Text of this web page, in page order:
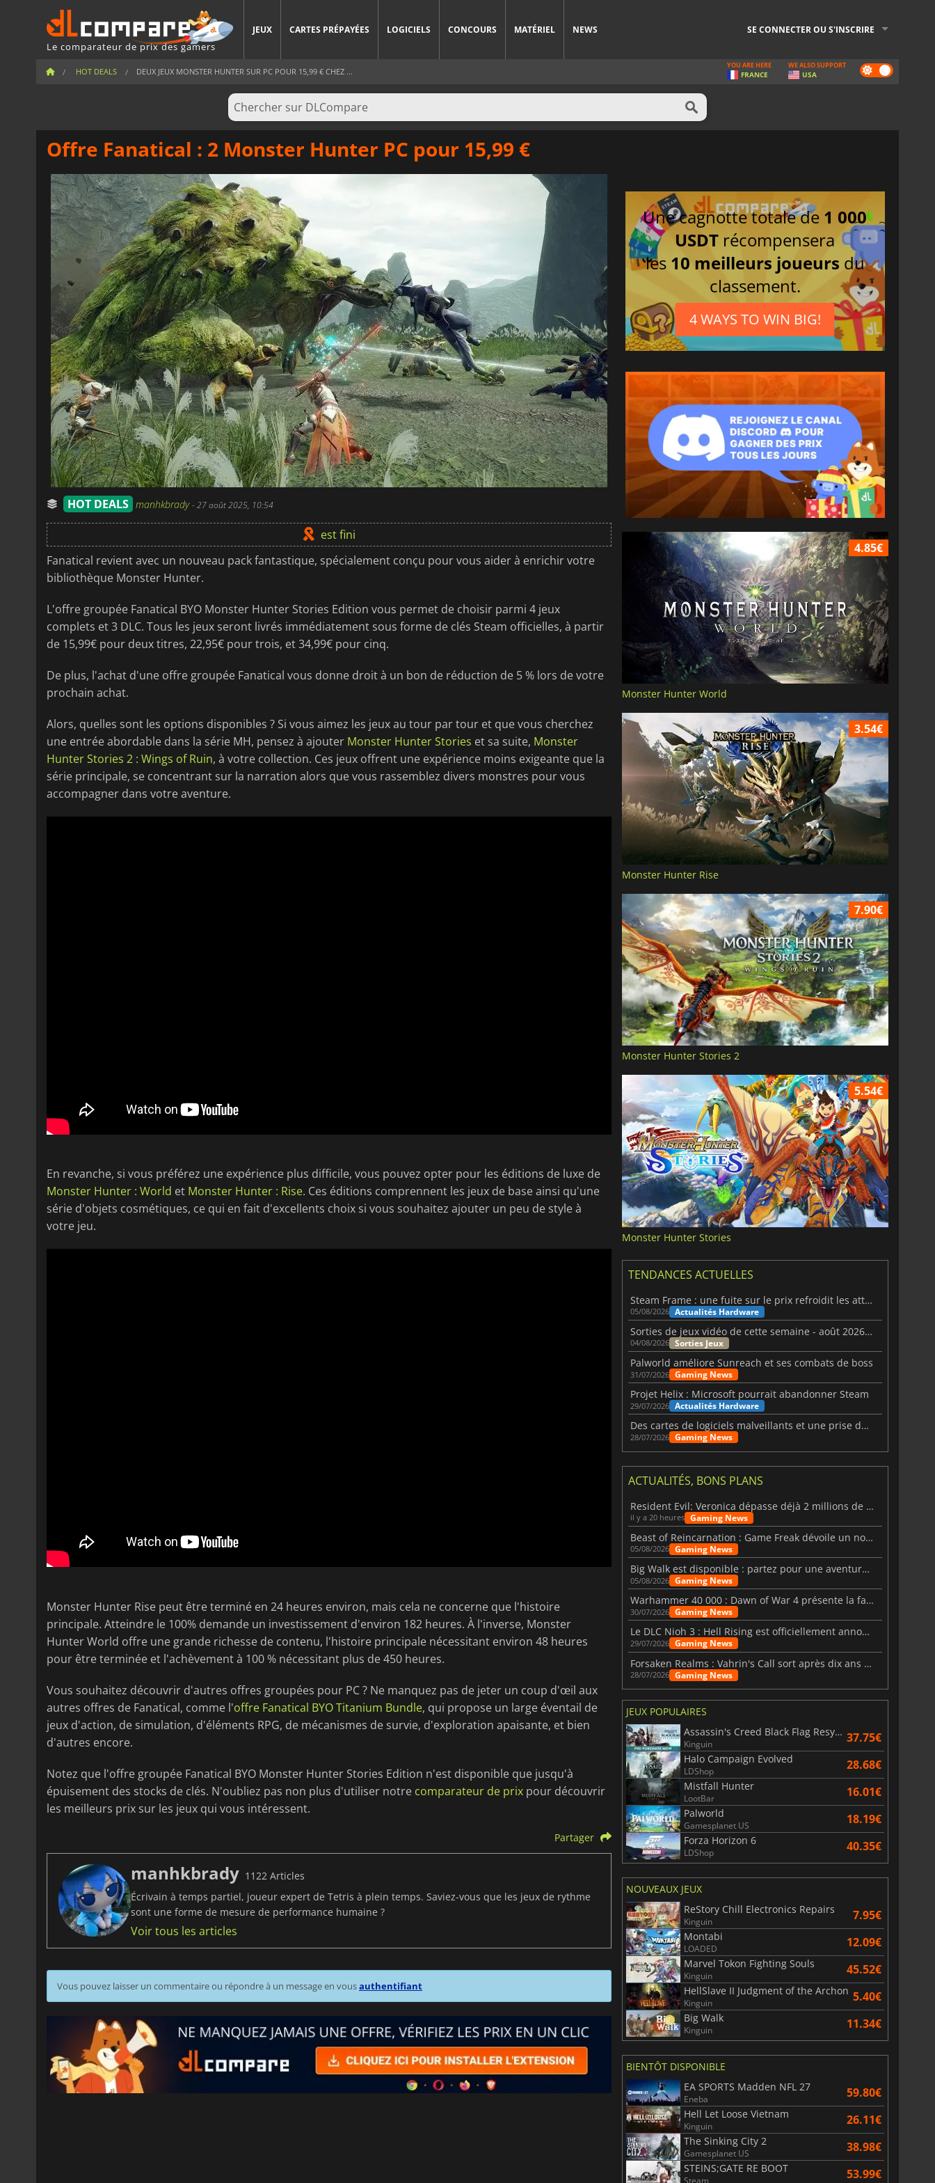
Le comparateur de prix des gamers
JEUX CARTES PRÉPAYÉES LOGICIELS CONCOURS MATÉRIEL NEWS SE CONNECTER OU S'INSCRIRE
HOT DEALS DEUX JEUX MONSTER HUNTER SUR PC POUR 15,99 € CHEZ ... Dark
mode
YOU ARE HERE
FRANCE
WE ALSO SUPPORT
USA
Offre Fanatical : 2 Monster Hunter PC pour 15,99 €
HOT DEALS manhkbrady-27 août 2025, 10:54
est fini
Fanatical revient avec un nouveau pack fantastique, spécialement conçu pour vous aider à enrichir votre
bibliothèque Monster Hunter.
L'offre groupée Fanatical BYO Monster Hunter Stories Edition vous permet de choisir parmi 4 jeux
complets et 3 DLC. Tous les jeux seront livrés immédiatement sous forme de clés Steam officielles, à partir
de 15,99€ pour deux titres, 22,95€ pour trois, et 34,99€ pour cinq.
De plus, l'achat d'une offre groupée Fanatical vous donne droit à un bon de réduction de 5 % lors de votre
prochain achat.
Alors, quelles sont les options disponibles ? Si vous aimez les jeux au tour par tour et que vous cherchez
une entrée abordable dans la série MH, pensez à ajouter Monster Hunter Stories et sa suite, Monster
Hunter Stories 2 : Wings of Ruin, à votre collection. Ces jeux offrent une expérience moins exigeante que la
série principale, se concentrant sur la narration alors que vous rassemblez divers monstres pour vous
accompagner dans votre aventure.
En revanche, si vous préférez une expérience plus difficile, vous pouvez opter pour les éditions de luxe de
Monster Hunter : World et Monster Hunter : Rise. Ces éditions comprennent les jeux de base ainsi qu'une
série d'objets cosmétiques, ce qui en fait d'excellents choix si vous souhaitez ajouter un peu de style à
votre jeu.
Monster Hunter Rise peut être terminé en 24 heures environ, mais cela ne concerne que l'histoire
principale. Atteindre le 100% demande un investissement d'environ 182 heures. À l'inverse, Monster
Hunter World offre une grande richesse de contenu, l'histoire principale nécessitant environ 48 heures
pour être terminée et l'achèvement à 100 % nécessitant plus de 450 heures.
Vous souhaitez découvrir d'autres offres groupées pour PC ? Ne manquez pas de jeter un coup d'œil aux
autres offres de Fanatical, comme l'offre Fanatical BYO Titanium Bundle, qui propose un large éventail de
jeux d'action, de simulation, d'éléments RPG, de mécanismes de survie, d'exploration apaisante, et bien
d'autres encore.
Notez que l'offre groupée Fanatical BYO Monster Hunter Stories Edition n'est disponible que jusqu'à
épuisement des stocks de clés. N'oubliez pas non plus d'utiliser notre comparateur de prix pour découvrir
les meilleurs prix sur les jeux qui vous intéressent.
Partager
manhkbrady 1122 Articles
Écrivain à temps partiel, joueur expert de Tetris à plein temps. Saviez-vous que les jeux de rythme
sont une forme de mesure de performance humaine ?
Voir tous les articles
Vous pouvez laisser un commentaire ou répondre à un message en vousauthentifiant
Une cagnotte totale de 1 000
USDT récompensera
les 10 meilleurs joueurs du
classement.
4 WAYS TO WIN BIG!
4.85€
Monster Hunter World
3.54€
Monster Hunter Rise
7.90€
Monster Hunter Stories 2
5.54€
Monster Hunter Stories
TENDANCES ACTUELLES
Steam Frame : une fuite sur le prix refroidit les attentes VR
05/08/2026 Actualités Hardware
Sorties de jeux vidéo de cette semaine - août 2026 (semaine 32)
04/08/2026 Sorties Jeux
Palworld améliore Sunreach et ses combats de boss
31/07/2026 Gaming News
Projet Helix : Microsoft pourrait abandonner Steam
29/07/2026 Actualités Hardware
Des cartes de logiciels malveillants et une prise de contrôle de Discord ont touché Meccha Chameleon
28/07/2026 Gaming News
ACTUALITÉS, BONS PLANS
Resident Evil: Veronica dépasse déjà 2 millions de wishlists
il y a 20 heures Gaming News
Beast of Reincarnation : Game Freak dévoile un nouveau pari
05/08/2026 Gaming News
Big Walk est disponible : partez pour une aventure entre amis
05/08/2026 Gaming News
Warhammer 40 000 : Dawn of War 4 présente la faction des Nécrons
30/07/2026 Gaming News
Le DLC Nioh 3 : Hell Rising est officiellement annoncé
29/07/2026 Gaming News
Forsaken Realms : Vahrin's Call sort après dix ans de développement
28/07/2026 Gaming News
JEUX POPULAIRES
Assassin's Creed Black Flag Resynced
Kinguin 37.75€
Halo Campaign Evolved
LDShop 28.68€
Mistfall Hunter
LootBar 16.01€
Palworld
Gamesplanet US 18.19€
Forza Horizon 6
LDShop 40.35€
NOUVEAUX JEUX
ReStory Chill Electronics Repairs
Kinguin 7.95€
Montabi
LOADED 12.09€
Marvel Tokon Fighting Souls
Kinguin 45.52€
HellSlave II Judgment of the Archon
Kinguin 5.40€
Big Walk
Kinguin 11.34€
BIENTÔT DISPONIBLE
EA SPORTS Madden NFL 27
Eneba 59.80€
Hell Let Loose Vietnam
Kinguin 26.11€
The Sinking City 2
Gamesplanet US 38.98€
STEINS;GATE RE BOOT
Steam 53.99€